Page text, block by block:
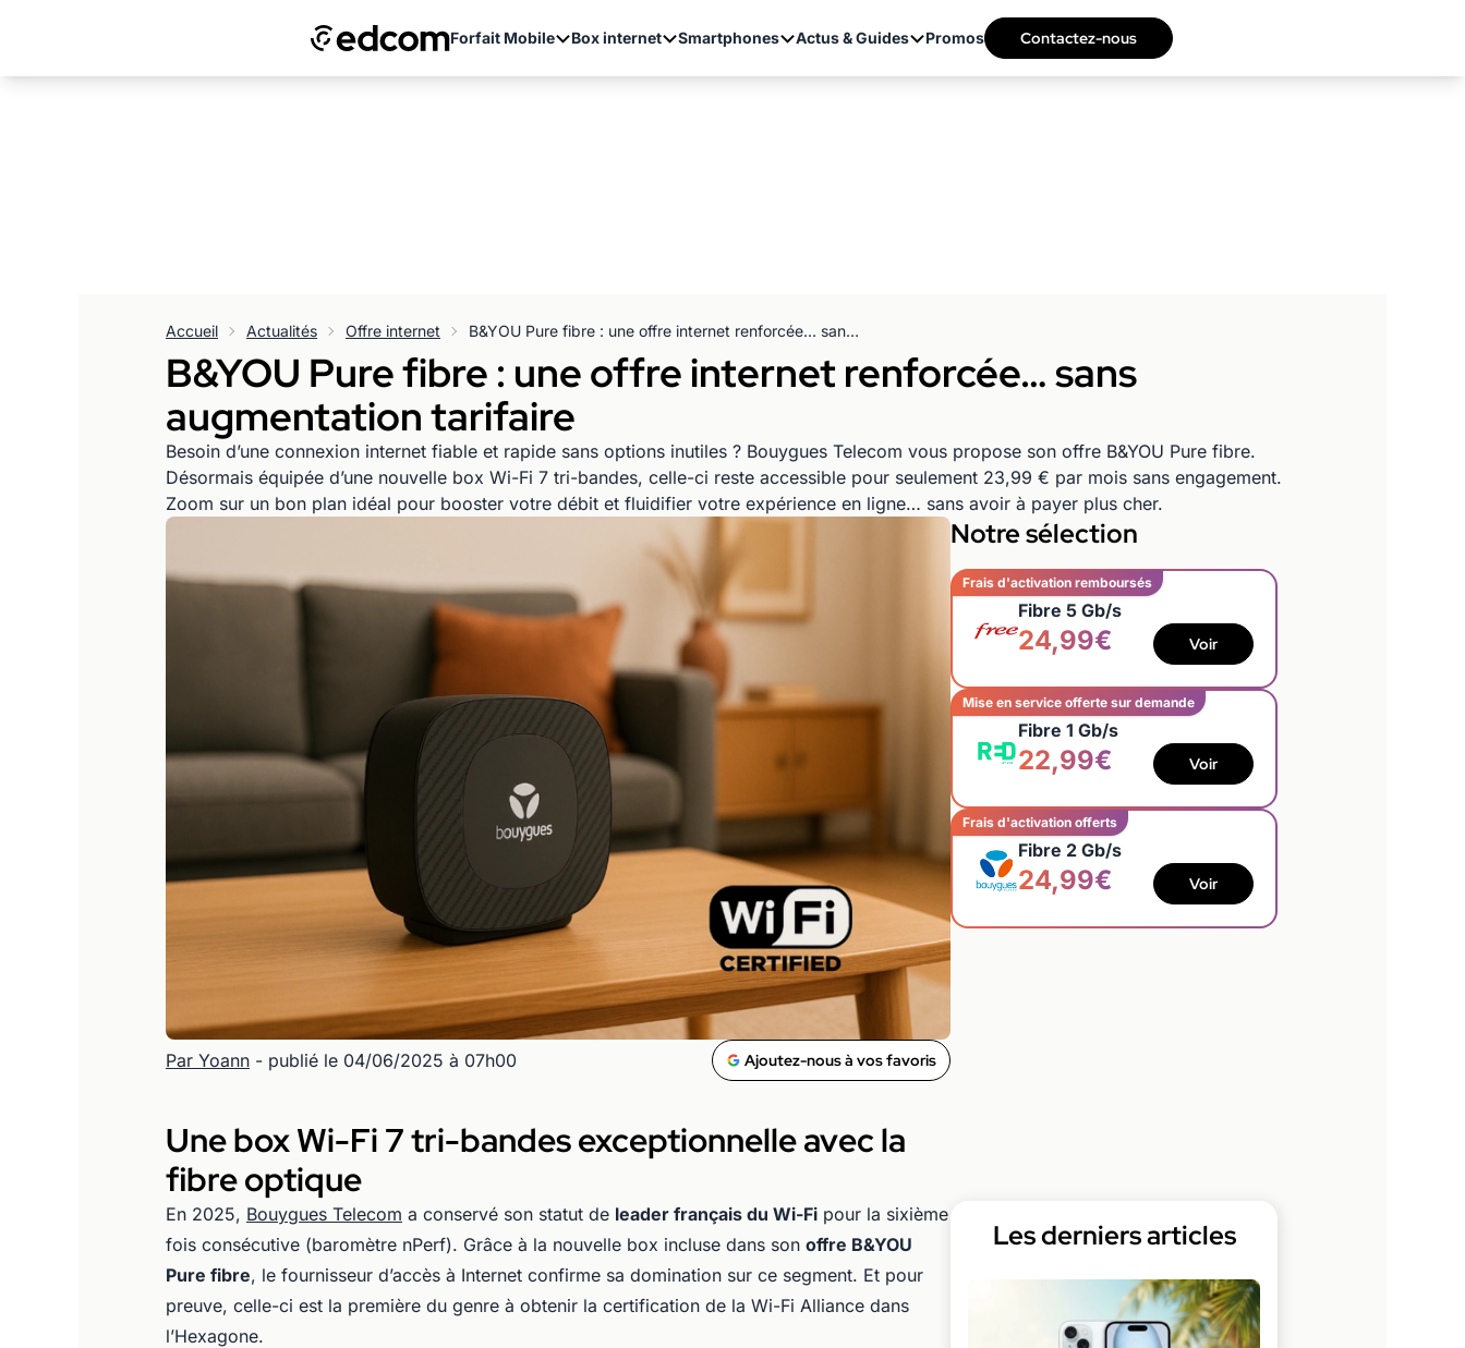
Forfait Mobile Box internet Smartphones Actus & Guides Promos Contactez-nous
Accueil Actualités Offre internet B&YOU Pure fibre : une offre internet renforcée… sans augmentation tarifaire
B&YOU Pure fibre : une offre internet renforcée… sans
augmentation tarifaire
Besoin d’une connexion internet fiable et rapide sans options inutiles ? Bouygues Telecom vous propose son offre B&YOU Pure fibre.
Désormais équipée d’une nouvelle box Wi-Fi 7 tri-bandes, celle-ci reste accessible pour seulement 23,99 € par mois sans engagement.
Zoom sur un bon plan idéal pour booster votre débit et fluidifier votre expérience en ligne… sans avoir à payer plus cher.
Par Yoann - publié le 04/06/2025 à 07h00 Ajoutez-nous à vos favoris
Une box Wi-Fi 7 tri-bandes exceptionnelle avec la
fibre optique
En 2025, Bouygues Telecom a conservé son statut de leader français du Wi-Fi pour la sixième
fois consécutive (baromètre nPerf). Grâce à la nouvelle box incluse dans son offre B&YOU
Pure fibre, le fournisseur d’accès à Internet confirme sa domination sur ce segment. Et pour
preuve, celle-ci est la première du genre à obtenir la certification de la Wi-Fi Alliance dans
l’Hexagone.
Notre sélection
Frais d'activation remboursés
Fibre 5 Gb/s
24,99€ Voir
Mise en service offerte sur demande
Fibre 1 Gb/s
22,99€ Voir
Frais d'activation offerts
Fibre 2 Gb/s
24,99€ Voir
Les derniers articles